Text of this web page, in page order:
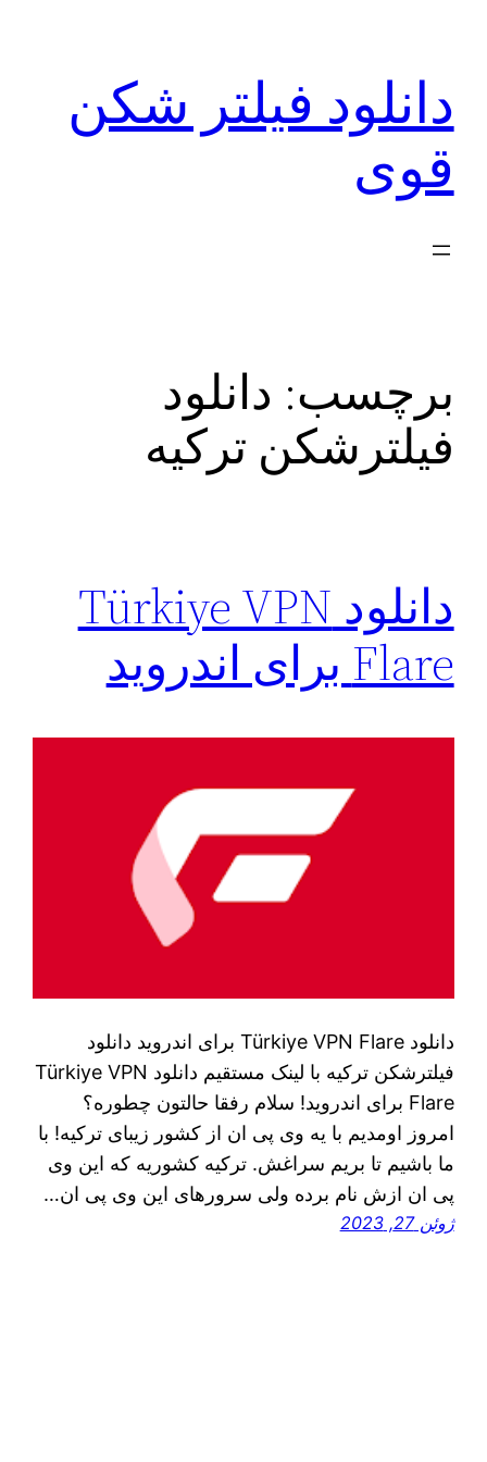
دانلود فیلتر شکن
قوی
برچسب: دانلود
فیلترشکن ترکیه
دانلود Türkiye VPN
Flare برای اندروید
دانلود Türkiye VPN Flare برای اندروید دانلود
فیلترشکن ترکیه با لینک مستقیم دانلود Türkiye VPN
Flare برای اندروید! سلام رفقا حالتون چطوره؟
امروز اومدیم با یه وی پی ان از کشور زیبای ترکیه! با
ما باشیم تا بریم سراغش. ترکیه کشوریه که این وی
پی ان ازش نام برده ولی سرورهای این وی پی ان…
ژوئن 27, 2023